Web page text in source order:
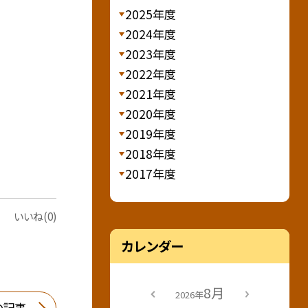
いいね(0)
2025年度
2024年度
2023年度
2022年度
2021年度
2020年度
2019年度
2018年度
2017年度
カレンダー
2026年8月